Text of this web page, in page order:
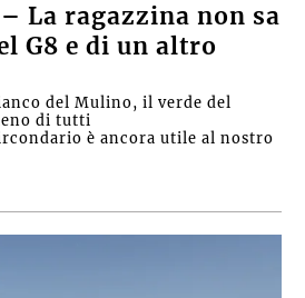
La ragazzina non sa
G8 e di un altro
del Mulino, il verde del
di tutti
è ancora utile al nostro